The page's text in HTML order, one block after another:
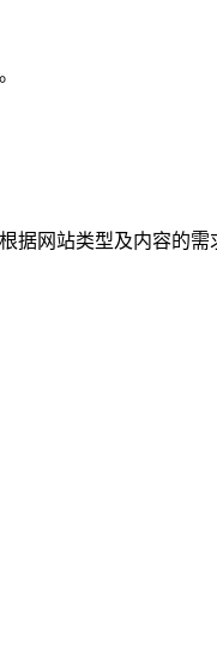
网站类型及内容的需